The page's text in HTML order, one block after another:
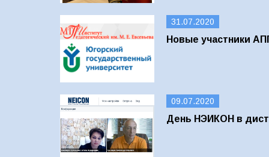
31.07.2020
Новые участники
09.07.2020
День НЭИКОН в